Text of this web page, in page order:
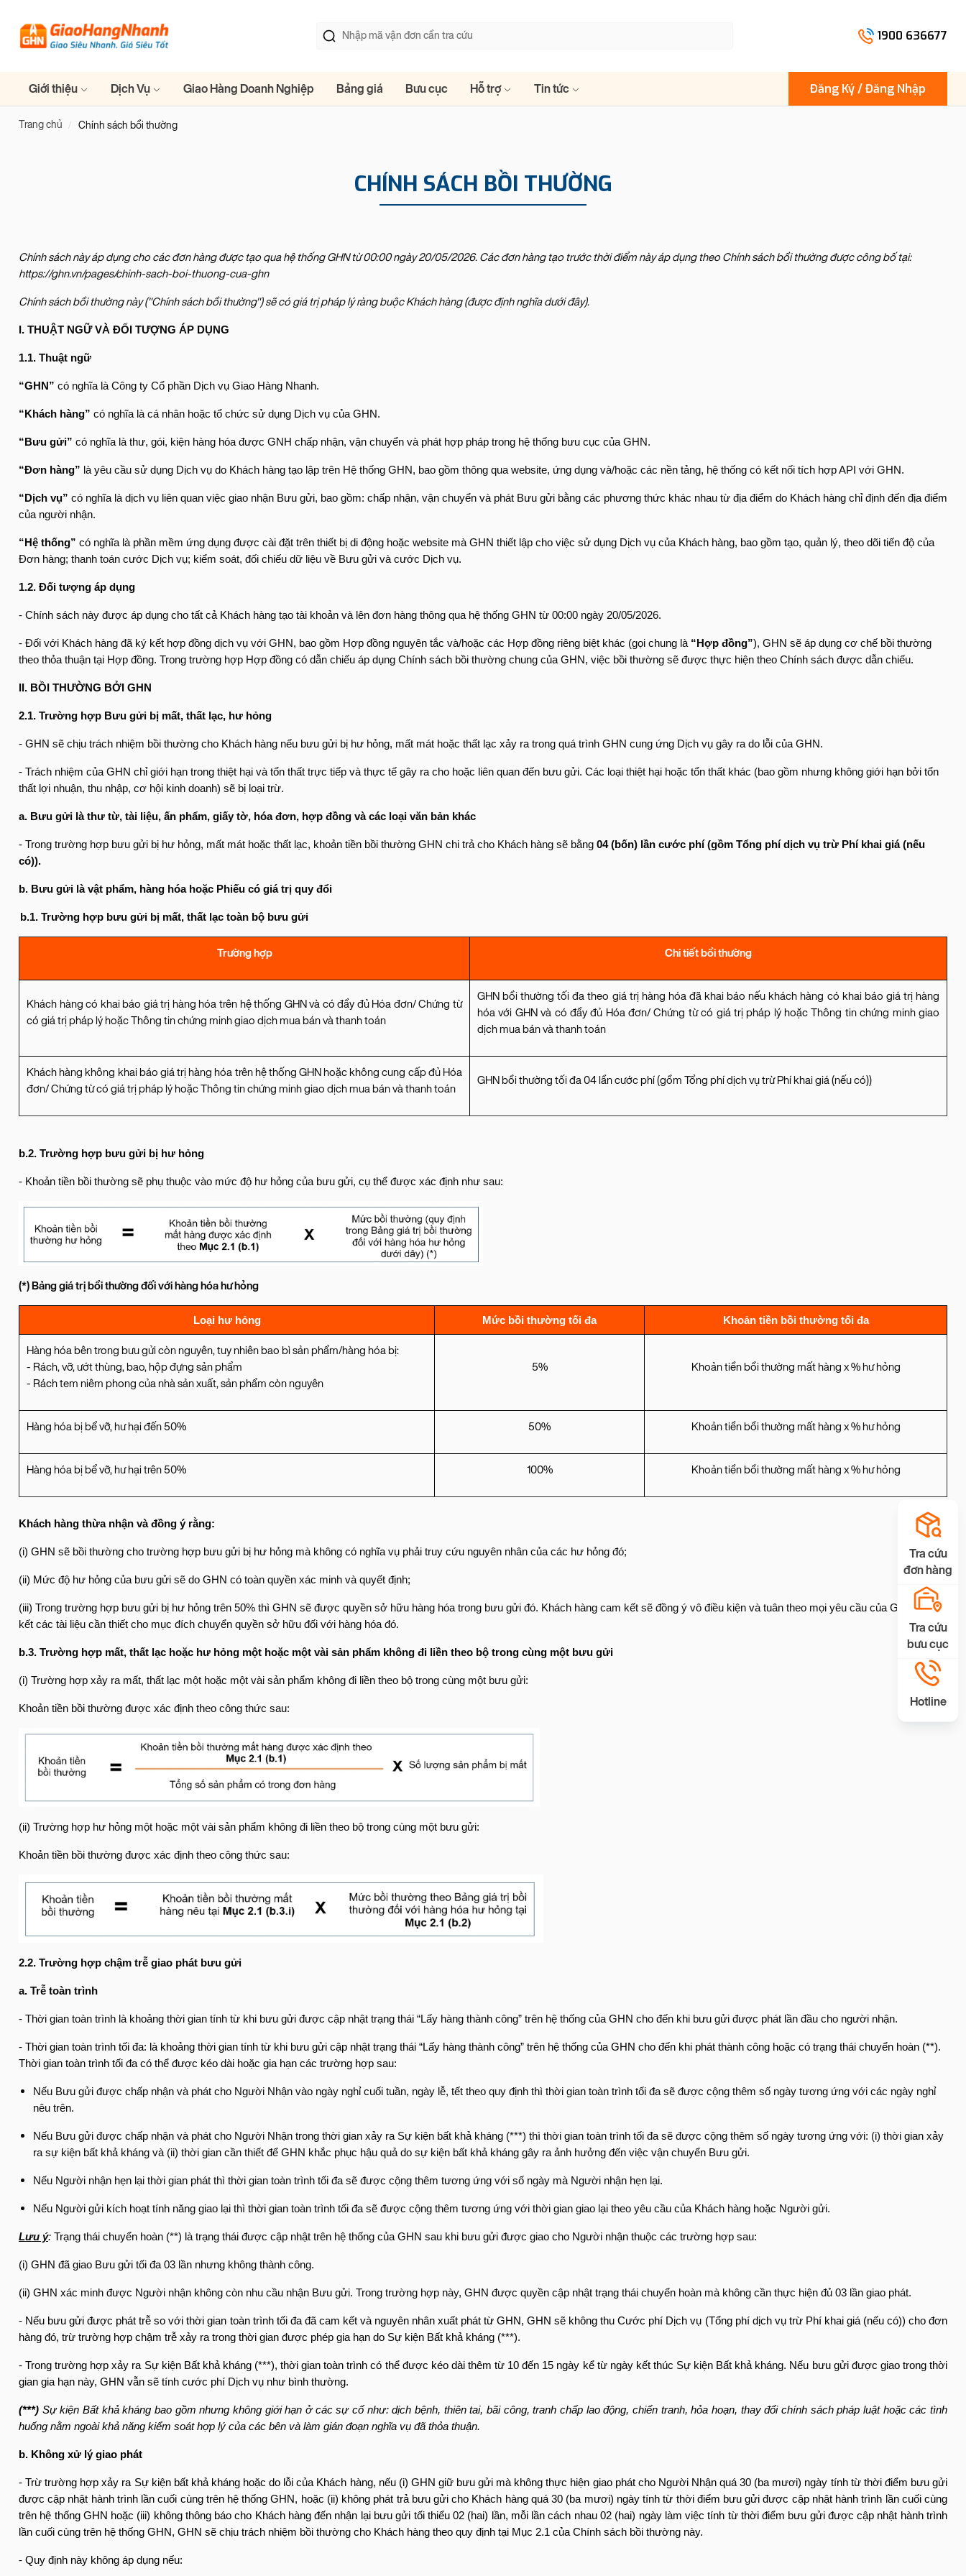
1900 636677
Giới thiệu Dịch Vụ Giao Hàng Doanh Nghiệp Bảng giá Bưu cục Hỗ trợ Tin tức Đăng Ký / Đăng Nhập
Trang chủ Chính sách bồi thường
CHÍNH SÁCH BỒI THƯỜNG
Chính sách này áp dụng cho các đơn hàng được tạo qua hệ thống GHN từ 00:00 ngày 20/05/2026. Các đơn hàng tạo trước thời điểm này áp dụng theo Chính sách bồi thường được công bố tại:
https://ghn.vn/pages/chinh-sach-boi-thuong-cua-ghn
Chính sách bồi thường này ("Chính sách bồi thường") sẽ có giá trị pháp lý ràng buộc Khách hàng (được định nghĩa dưới đây).
I. THUẬT NGỮ VÀ ĐỐI TƯỢNG ÁP DỤNG
1.1. Thuật ngữ
“GHN” có nghĩa là Công ty Cổ phần Dịch vụ Giao Hàng Nhanh.
“Khách hàng” có nghĩa là cá nhân hoặc tổ chức sử dụng Dịch vụ của GHN.
“Bưu gửi” có nghĩa là thư, gói, kiện hàng hóa được GNH chấp nhận, vận chuyển và phát hợp pháp trong hệ thống bưu cục của GHN.
“Đơn hàng” là yêu cầu sử dụng Dịch vụ do Khách hàng tạo lập trên Hệ thống GHN, bao gồm thông qua website, ứng dụng và/hoặc các nền tảng, hệ thống có kết nối tích hợp API với GHN.
“Dịch vụ” có nghĩa là dịch vụ liên quan việc giao nhận Bưu gửi, bao gồm: chấp nhận, vận chuyển và phát Bưu gửi bằng các phương thức khác nhau từ địa điểm do Khách hàng chỉ định đến địa điểm
của người nhận.
“Hệ thống” có nghĩa là phần mềm ứng dụng được cài đặt trên thiết bị di động hoặc website mà GHN thiết lập cho việc sử dụng Dịch vụ của Khách hàng, bao gồm tạo, quản lý, theo dõi tiến độ của
Đơn hàng; thanh toán cước Dịch vụ; kiểm soát, đối chiếu dữ liệu về Bưu gửi và cước Dịch vụ.
1.2. Đối tượng áp dụng
- Chính sách này được áp dụng cho tất cả Khách hàng tạo tài khoản và lên đơn hàng thông qua hệ thống GHN từ 00:00 ngày 20/05/2026.
- Đối với Khách hàng đã ký kết hợp đồng dịch vụ với GHN, bao gồm Hợp đồng nguyên tắc và/hoặc các Hợp đồng riêng biệt khác (gọi chung là “Hợp đồng”), GHN sẽ áp dụng cơ chế bồi thường
theo thỏa thuận tại Hợp đồng. Trong trường hợp Hợp đồng có dẫn chiếu áp dụng Chính sách bồi thường chung của GHN, việc bồi thường sẽ được thực hiện theo Chính sách được dẫn chiếu.
II. BỒI THƯỜNG BỞI GHN
2.1. Trường hợp Bưu gửi bị mất, thất lạc, hư hỏng
- GHN sẽ chịu trách nhiệm bồi thường cho Khách hàng nếu bưu gửi bị hư hỏng, mất mát hoặc thất lạc xảy ra trong quá trình GHN cung ứng Dịch vụ gây ra do lỗi của GHN.
- Trách nhiệm của GHN chỉ giới hạn trong thiệt hại và tổn thất trực tiếp và thực tế gây ra cho hoặc liên quan đến bưu gửi. Các loại thiệt hại hoặc tổn thất khác (bao gồm nhưng không giới hạn bởi tổn
thất lợi nhuận, thu nhập, cơ hội kinh doanh) sẽ bị loại trừ.
a. Bưu gửi là thư từ, tài liệu, ấn phẩm, giấy tờ, hóa đơn, hợp đồng và các loại văn bản khác
- Trong trường hợp bưu gửi bị hư hỏng, mất mát hoặc thất lạc, khoản tiền bồi thường GHN chi trả cho Khách hàng sẽ bằng 04 (bốn) lần cước phí (gồm Tổng phí dịch vụ trừ Phí khai giá (nếu
có)).
b. Bưu gửi là vật phẩm, hàng hóa hoặc Phiếu có giá trị quy đổi
b.1. Trường hợp bưu gửi bị mất, thất lạc toàn bộ bưu gửi
Trường hợp Chi tiết bồi thường
Khách hàng có khai báo giá trị hàng hóa trên hệ thống GHN và có đầy đủ Hóa đơn/ Chứng từ
có giá trị pháp lý hoặc Thông tin chứng minh giao dịch mua bán và thanh toán
GHN bồi thường tối đa theo giá trị hàng hóa đã khai báo nếu khách hàng có khai báo giá trị hàng
hóa với GHN và có đầy đủ Hóa đơn/ Chứng từ có giá trị pháp lý hoặc Thông tin chứng minh giao
dịch mua bán và thanh toán
Khách hàng không khai báo giá trị hàng hóa trên hệ thống GHN hoặc không cung cấp đủ Hóa
đơn/ Chứng từ có giá trị pháp lý hoặc Thông tin chứng minh giao dịch mua bán và thanh toán
GHN bồi thường tối đa 04 lần cước phí (gồm Tổng phí dịch vụ trừ Phí khai giá (nếu có))
b.2. Trường hợp bưu gửi bị hư hỏng
- Khoản tiền bồi thường sẽ phụ thuộc vào mức độ hư hỏng của bưu gửi, cụ thể được xác định như sau:
(*) Bảng giá trị bồi thường đối với hàng hóa hư hỏng
Loại hư hỏng Mức bồi thường tối đa Khoản tiền bồi thường tối đa
Hàng hóa bên trong bưu gửi còn nguyên, tuy nhiên bao bì sản phẩm/hàng hóa bị:
- Rách, vỡ, ướt thùng, bao, hộp đựng sản phẩm
- Rách tem niêm phong của nhà sản xuất, sản phẩm còn nguyên
5% Khoản tiền bồi thường mất hàng x % hư hỏng
Hàng hóa bị bể vỡ, hư hại đến 50% 50% Khoản tiền bồi thường mất hàng x % hư hỏng
Hàng hóa bị bể vỡ, hư hại trên 50% 100% Khoản tiền bồi thường mất hàng x % hư hỏng
Khách hàng thừa nhận và đồng ý rằng:
(i) GHN sẽ bồi thường cho trường hợp bưu gửi bị hư hỏng mà không có nghĩa vụ phải truy cứu nguyên nhân của các hư hỏng đó;
(ii) Mức độ hư hỏng của bưu gửi sẽ do GHN có toàn quyền xác minh và quyết định;
(iii) Trong trường hợp bưu gửi bị hư hỏng trên 50% thì GHN sẽ được quyền sở hữu hàng hóa trong bưu gửi đó. Khách hàng cam kết sẽ đồng ý vô điều kiện và tuân theo mọi yêu cầu của GHN, để ký
kết các tài liệu cần thiết cho mục đích chuyển quyền sở hữu đối với hàng hóa đó.
b.3. Trường hợp mất, thất lạc hoặc hư hỏng một hoặc một vài sản phẩm không đi liền theo bộ trong cùng một bưu gửi
(i) Trường hợp xảy ra mất, thất lạc một hoặc một vài sản phẩm không đi liền theo bộ trong cùng một bưu gửi:
Khoản tiền bồi thường được xác định theo công thức sau:
(ii) Trường hợp hư hỏng một hoặc một vài sản phẩm không đi liền theo bộ trong cùng một bưu gửi:
Khoản tiền bồi thường được xác định theo công thức sau:
2.2. Trường hợp chậm trễ giao phát bưu gửi
a. Trễ toàn trình
- Thời gian toàn trình là khoảng thời gian tính từ khi bưu gửi được cập nhật trạng thái “Lấy hàng thành công” trên hệ thống của GHN cho đến khi bưu gửi được phát lần đầu cho người nhận.
- Thời gian toàn trình tối đa: là khoảng thời gian tính từ khi bưu gửi cập nhật trạng thái “Lấy hàng thành công” trên hệ thống của GHN cho đến khi phát thành công hoặc có trạng thái chuyển hoàn (**).
Thời gian toàn trình tối đa có thể được kéo dài hoặc gia hạn các trường hợp sau:
Nếu Bưu gửi được chấp nhận và phát cho Người Nhận vào ngày nghỉ cuối tuần, ngày lễ, tết theo quy định thì thời gian toàn trình tối đa sẽ được cộng thêm số ngày tương ứng với các ngày nghỉ
nêu trên.
Nếu Bưu gửi được chấp nhận và phát cho Người Nhận trong thời gian xảy ra Sự kiện bất khả kháng (***) thì thời gian toàn trình tối đa sẽ được cộng thêm số ngày tương ứng với: (i) thời gian xảy
ra sự kiện bất khả kháng và (ii) thời gian cần thiết để GHN khắc phục hậu quả do sự kiện bất khả kháng gây ra ảnh hưởng đến việc vận chuyển Bưu gửi.
Nếu Người nhận hẹn lại thời gian phát thì thời gian toàn trình tối đa sẽ được cộng thêm tương ứng với số ngày mà Người nhận hẹn lại.
Nếu Người gửi kích hoạt tính năng giao lại thì thời gian toàn trình tối đa sẽ được cộng thêm tương ứng với thời gian giao lại theo yêu cầu của Khách hàng hoặc Người gửi.
Lưu ý: Trạng thái chuyển hoàn (**) là trạng thái được cập nhật trên hệ thống của GHN sau khi bưu gửi được giao cho Người nhận thuộc các trường hợp sau:
(i) GHN đã giao Bưu gửi tối đa 03 lần nhưng không thành công.
(ii) GHN xác minh được Người nhận không còn nhu cầu nhận Bưu gửi. Trong trường hợp này, GHN được quyền cập nhật trạng thái chuyển hoàn mà không cần thực hiện đủ 03 lần giao phát.
- Nếu bưu gửi được phát trễ so với thời gian toàn trình tối đa đã cam kết và nguyên nhân xuất phát từ GHN, GHN sẽ không thu Cước phí Dịch vụ (Tổng phí dịch vụ trừ Phí khai giá (nếu có)) cho đơn
hàng đó, trừ trường hợp chậm trễ xảy ra trong thời gian được phép gia hạn do Sự kiện Bất khả kháng (***).
- Trong trường hợp xảy ra Sự kiện Bất khả kháng (***), thời gian toàn trình có thể được kéo dài thêm từ 10 đến 15 ngày kể từ ngày kết thúc Sự kiện Bất khả kháng. Nếu bưu gửi được giao trong thời
gian gia hạn này, GHN vẫn sẽ tính cước phí Dịch vụ như bình thường.
(***) Sự kiện Bất khả kháng bao gồm nhưng không giới hạn ở các sự cố như: dịch bệnh, thiên tai, bãi công, tranh chấp lao động, chiến tranh, hỏa hoạn, thay đổi chính sách pháp luật hoặc các tình
huống nằm ngoài khả năng kiểm soát hợp lý của các bên và làm gián đoạn nghĩa vụ đã thỏa thuận.
b. Không xử lý giao phát
- Trừ trường hợp xảy ra Sự kiện bất khả kháng hoặc do lỗi của Khách hàng, nếu (i) GHN giữ bưu gửi mà không thực hiện giao phát cho Người Nhận quá30 (ba mươi) ngày tính từ thời điểm bưu gửi
được cập nhật hành trình lần cuối cùng trên hệ thống GHN, hoặc (ii) không phát trả bưu gửi cho Khách hàng quá30 (ba mươi) ngàytính từ thời điểm bưu gửi được cập nhật hành trình lần cuối cùng
trên hệ thống GHN hoặc (iii) không thông báo cho Khách hàng đến nhận lại bưu gửi tối thiểu 02 (hai) lần, mỗi lần cách nhau 02 (hai) ngày làm việc tính từ thời điểm bưu gửi được cập nhật hành trình
lần cuối cùng trên hệ thống GHN, GHN sẽ chịu trách nhiệm bồi thường cho Khách hàng theo quy định tại Mục 2.1 của Chính sách bồi thường này.
- Quy định này không áp dụng nếu:
Tra cứu
đơn hàng
Tra cứu
bưu cục
Hotline